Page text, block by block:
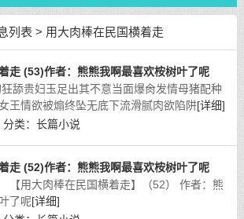
列表 > 用大肉棒在民国横着走
走 (53)作者：熊熊我啊最喜欢桉树叶了呢
舔贵妇玉足出其不意当面爆肏发情母猪配种
王情欲被煽终坠无底下流滑腻肉欲陷阱[详细]
分类： 长篇小说
走 (52)作者：熊熊我啊最喜欢桉树叶了呢
民国横着走】（52） 作者：熊
了呢[详细]